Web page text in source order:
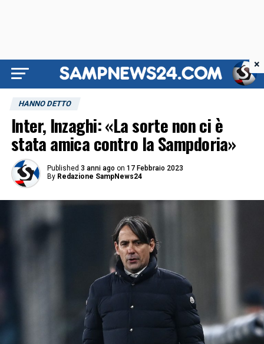
HANNO DETTO
Inter, Inzaghi: «La sorte non ci è
stata amica contro la Sampdoria»
Published 3 anni ago on 17 Febbraio 2023
By Redazione SampNews24
×